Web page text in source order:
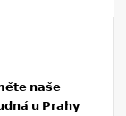
𝗻𝗮𝘀̌𝗲
𝘂 𝗣𝗿𝗮𝗵𝘆